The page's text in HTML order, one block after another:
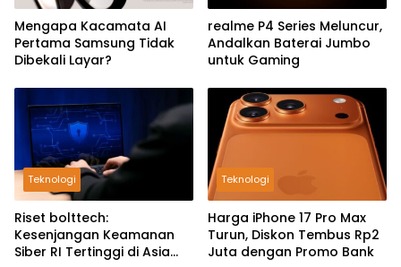
Mengapa Kacamata AI
Pertama Samsung Tidak
Dibekali Layar?
realme P4 Series Meluncur,
Andalkan Baterai Jumbo
untuk Gaming
Teknologi
Riset bolttech:
Kesenjangan Keamanan
Siber RI Tertinggi di Asia
Teknologi
Harga iPhone 17 Pro Max
Turun, Diskon Tembus Rp2
Juta dengan Promo Bank